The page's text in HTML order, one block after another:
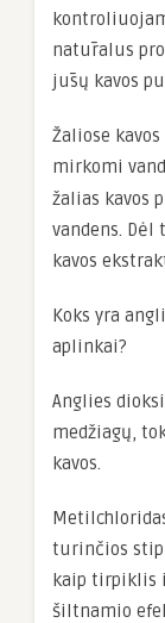
natūralus
jūsų kavos
Žaliose
mirkomi
žalias kavos
vandens.
kavos
Koks yra
aplinkai?
Anglies
medžiagų,
kavos.
turinčios
kaip tirpiklis
šiltnamio